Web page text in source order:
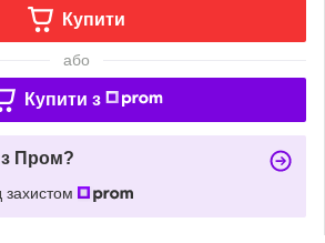
Купити
або
Купити з
з Пром?
захистом